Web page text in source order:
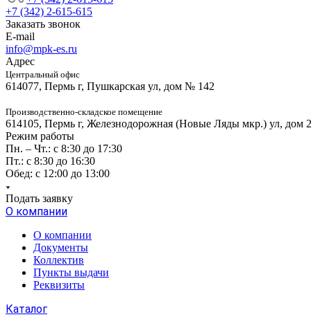
+7 (342) 2-615-615
Заказать звонок
E-mail
info@mpk-es.ru
Адрес
Центральный офис
614077, Пермь г, Пушкарская ул, дом № 142
Производственно-складское помещение
614105, Пермь г, Железнодорожная (Новые Ляды мкр.) ул, дом
Режим работы
Пн. – Чт.: с 8:30 до 17:30
Пт.: с 8:30 до 16:30
Обед: с 12:00 до 13:00
Подать заявку
О компании
О компании
Документы
Коллектив
Пункты выдачи
Реквизиты
Каталог